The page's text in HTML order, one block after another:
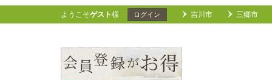
ようこそゲスト様 ログイン 吉川市 三郷市